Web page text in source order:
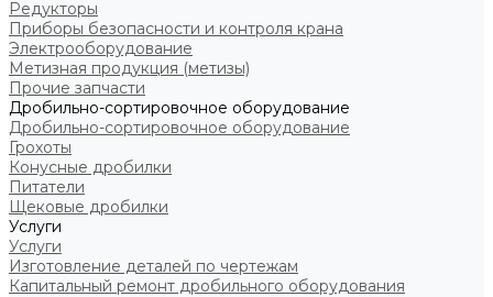
Редукторы
Приборы безопасности и контроля крана
Электрооборудование
Метизная продукция (метизы)
Прочие запчасти
Дробильно-сортировочное оборудование
Дробильно-сортировочное оборудование
Грохоты
Конусные дробилки
Питатели
Щековые дробилки
Услуги
Услуги
Изготовление деталей по чертежам
Капитальный ремонт дробильного оборудования